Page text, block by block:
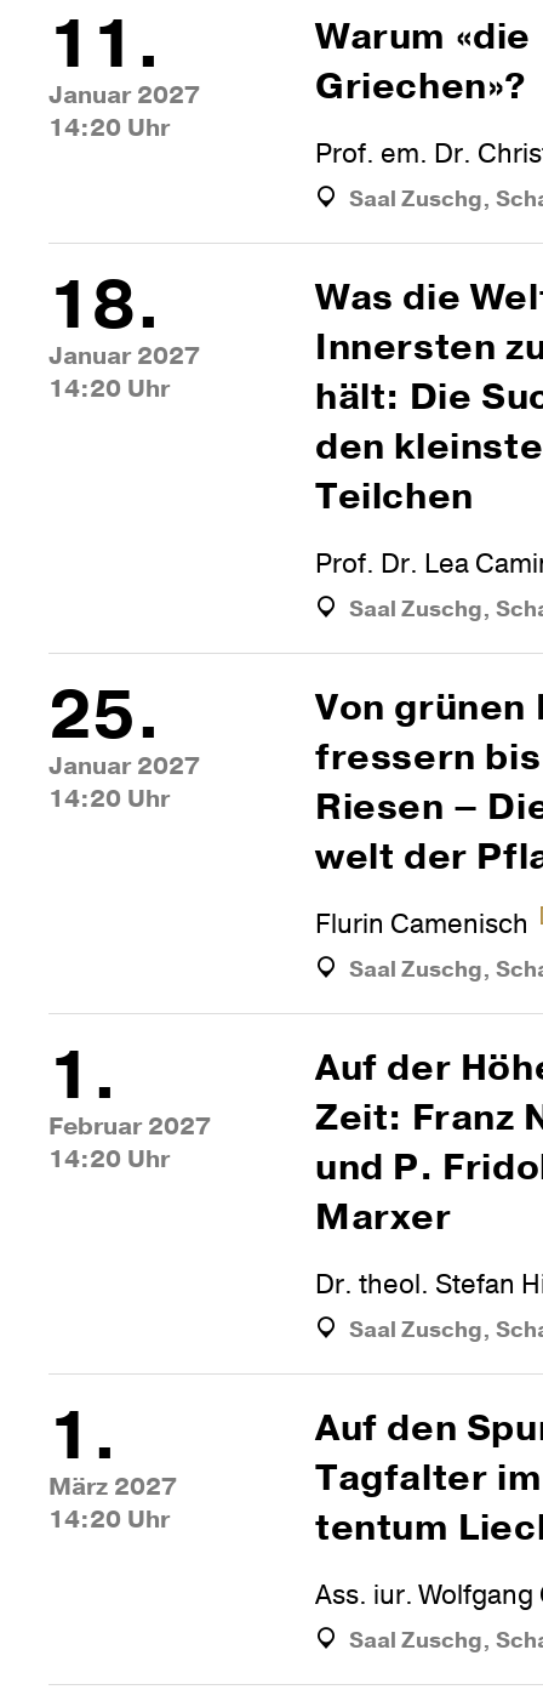
11.
Januar 2027
14:20 Uhr
Warum «die
Griechen»?
Prof. em. Dr.
Saal Zuschg,
18.
Januar 2027
14:20 Uhr
Was die
Innersten
hält: Die
den
Teilchen
Prof. Dr. Lea
Saal Zuschg,
25.
Januar 2027
14:20 Uhr
Von
fres­sern
Riesen –
welt der
Flurin Camenisch
Saal Zuschg,
1.
Februar 2027
14:20 Uhr
Auf der
Zeit: Franz
und P.
Marxer
Dr. theol. Stefan
Saal Zuschg,
1.
März 2027
14:20 Uhr
Auf den
Tag­falter
tentum
Ass. iur. Wolfgang
Saal Zuschg,